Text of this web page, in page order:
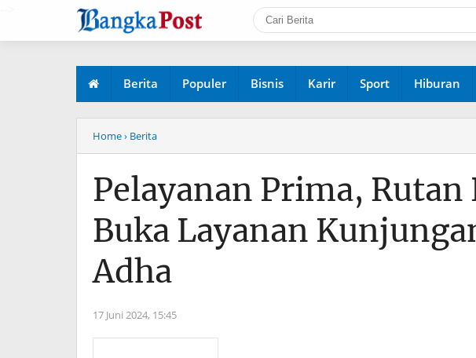
Berita Populer Bisnis Karir Sport Hiburan
Home› Berita
Pelayanan Prima, Rutan
Buka Layanan
Adha
17 Juni 2024, 15:45